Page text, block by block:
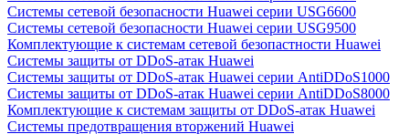
Системы сетевой безопасности Huawei серии USG6600
Системы сетевой безопасности Huawei серии USG9500
Комплектующие к системам сетевой безопастности Huawei
Системы защиты от DDoS-атак Huawei
Системы защиты от DDoS-атак Huawei серии AntiDDoS1000
Системы защиты от DDoS-атак Huawei серии AntiDDoS8000
Комплектующие к системам защиты от DDoS-атак Huawei
Системы предотвращения вторжений Huawei